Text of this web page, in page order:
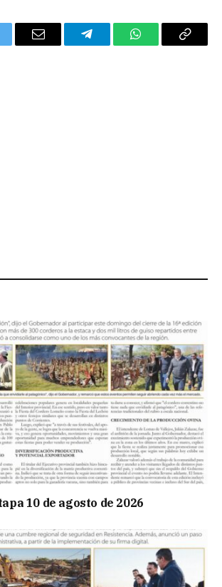
Email TelegramWhatsAppCopy
10 de agosto de 2026